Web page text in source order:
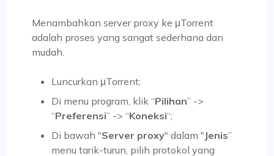
Menambahkan server proxy ke μTorrent
adalah proses yang sangat sederhana dan
mudah.
Luncurkan μTorrent;
Di menu program, klik “Pilihan” ->
“Preferensi” -> “Koneksi“;
Di bawah "Server proxy" dalam " Jenis”
menu tarik-turun, pilih protokol yang